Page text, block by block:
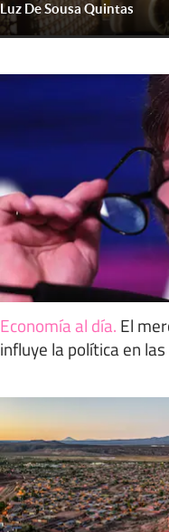
Luz De Sousa Quintas
Economía al día. El
influye la política en